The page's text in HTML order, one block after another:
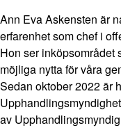
Ann Eva Askensten är
erfarenhet som chef i
Hon ser inköpsområdet
möjliga nytta för våra
Sedan oktober 2022 är
av